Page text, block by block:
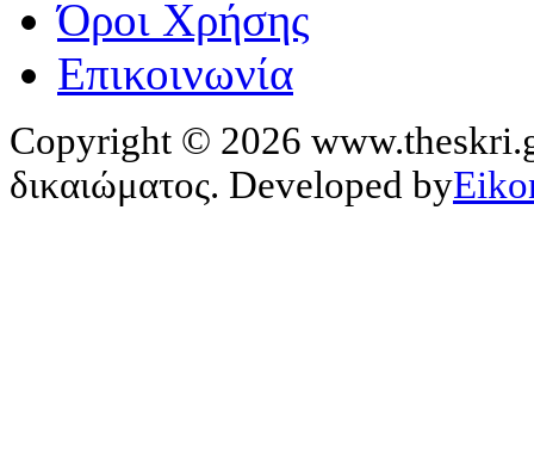
Όροι Χρήσης
Επικοινωνία
Copyright © 2026
δικαιώματος. Developed by